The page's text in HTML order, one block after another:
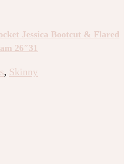
Jessica Bootcut & Flared
26″31
, Skinny